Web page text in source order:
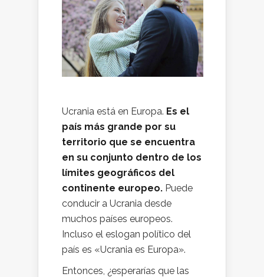
Ucrania está en Europa. Es el
país más grande por su
territorio que se encuentra
en su conjunto dentro de los
límites geográficos del
continente europeo. Puede
conducir a Ucrania desde
muchos países europeos.
Incluso el eslogan político del
país es «Ucrania es Europa».
Entonces, ¿esperarías que las